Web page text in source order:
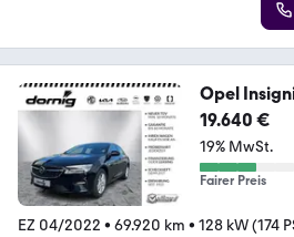
Opel
19.640 €
19% MwSt.
Fairer Preis
EZ 04/2022 • 69.920 km • 128 kW (174